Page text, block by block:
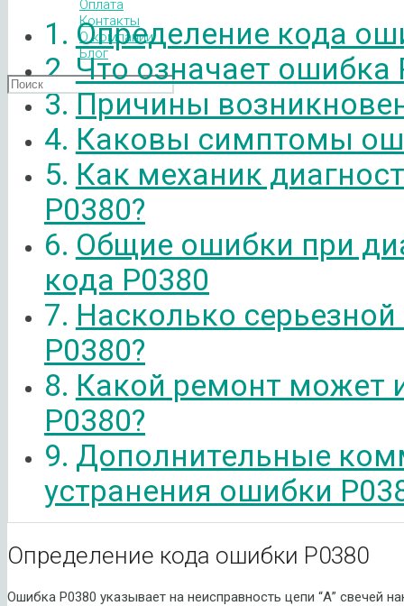
Оплата
Контакты
О компании
Блог
Определение кода
Что означает ошибка
Причины
Каковы симптомы
Как механик
P0380?
Общие ошибки при
кода P0380
Насколько
P0380?
Какой ремонт может
P0380?
Дополнительные
устранения ошибки
Определение кода ошибки P0380
Ошибка P0380 указывает на неисправность цепи “А” свечей